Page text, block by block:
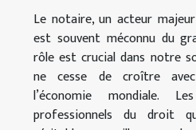
Le notaire, un acteur
est souvent méconnu du
rôle est crucial dans notre
ne cesse de croître
l’économie mondiale.
professionnels du droit